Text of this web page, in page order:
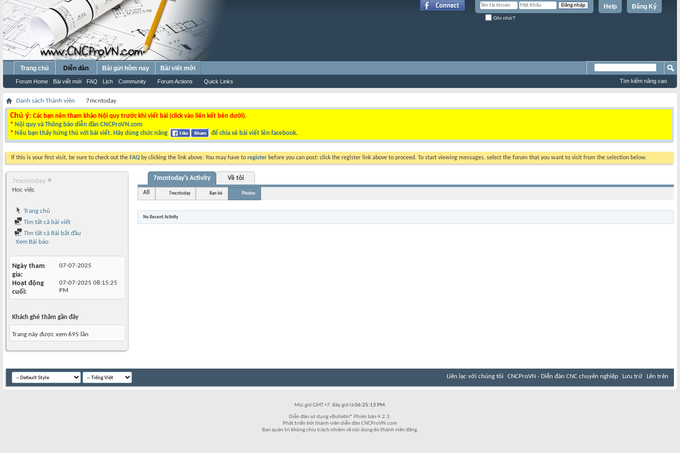
Đăng Ký
Help
Ghi nhớ?
Trang chủ Diễn đàn
Forum Home Bài viết mới FAQ Lịch Community Forum Actions Quick Links
Bài gửi hôm nay Bài viết mới
Tìm kiếm nâng cao
Danh sách Thành viên 7mcntoday
Chú ý: Các bạn nên tham khảo Nội quy trước khi viết bài (click vào liên kết bên dưới).
* Nội quy và Thông báo diễn đàn CNCProVN.com
* Nếu bạn thấy hứng thú với bài viết. Hãy dùng chức năng để chia sẻ bài viết lên facebook.
If this is your first visit, be sure to check out the FAQ by clicking the link above. You may have to register before you can post: click the register link above to proceed. To start viewing messages, select the forum that you want to visit from the selection below.
7mcntoday
Học việc
Trang chủ
Tìm tất cả bài viết
Tìm tất cả Bài bắt đầu
Xem Bài báo
Ngày tham
gia
07-07-2025
Hoạt động
cuối
07-07-2025 08:15:25
PM
Khách ghé thăm gần đây
Trang này được xem 695 lần
7mcntoday's Activity Về tôi
All 7mcntoday Bạn bè Photos
No Recent Activity
Liên lạc với chúng tôi CNCProVN - Diễn đàn CNC chuyên nghiệp Lưu trữ Lên trên
Múi giờ GMT +7. Bây giờ là06:25:13 PM.
Diễn đàn sử dụng vBulletin® Phiên bản 4.2.3.
Phát triển bởi thành viên diễn đàn CNCProVN.com
Ban quản trị không chịu trách nhiệm về nội dung do thành viên đăng.